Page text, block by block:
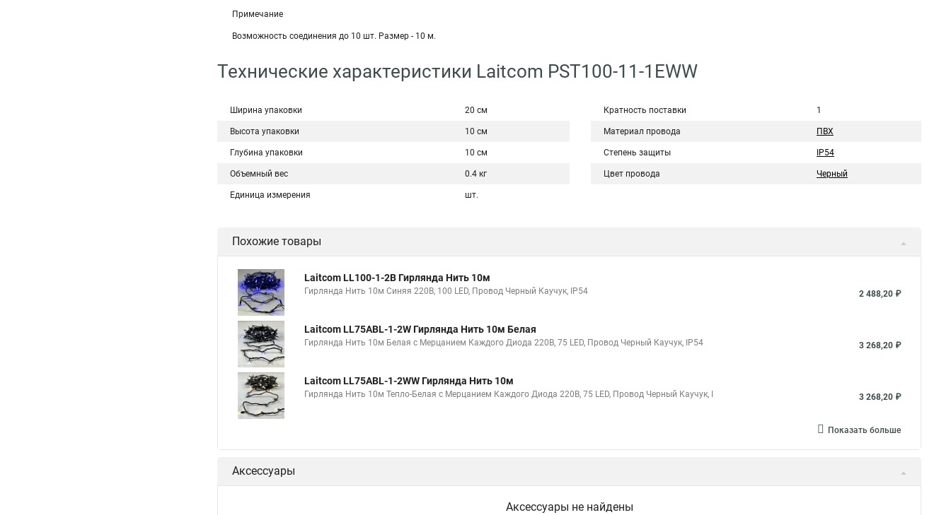
Примечание
Возможность соединения до 10 шт. Размер - 10 м.
Технические характеристики Laitcom PST100-11-1EWW
Ширина упаковки 20 см
Высота упаковки 10 см
Глубина упаковки 10 см
Объемный вес 0.4 кг
Единица измерения шт.
Кратность поставки 1
Материал провода ПВХ
Степень защиты IP54
Цвет провода Черный
Похожие товары
Laitcom LL100-1-2B Гирлянда Нить 10м
Гирлянда Нить 10м Синяя 220В, 100 LED, Провод Черный Каучук, IP54 2 488,20 ₽
Laitcom LL75ABL-1-2W Гирлянда Нить 10м Белая
Гирлянда Нить 10м Белая с Мерцанием Каждого Диода 220В, 75 LED, Провод Черный Каучук, IP54 3 268,20 ₽
Laitcom LL75ABL-1-2WW Гирлянда Нить 10м
Гирлянда Нить 10м Тепло-Белая с Мерцанием Каждого Диода 220В, 75 LED, Провод Черный Каучук, I 3 268,20 ₽
Показать больше
Аксессуары
Аксессуары не найдены